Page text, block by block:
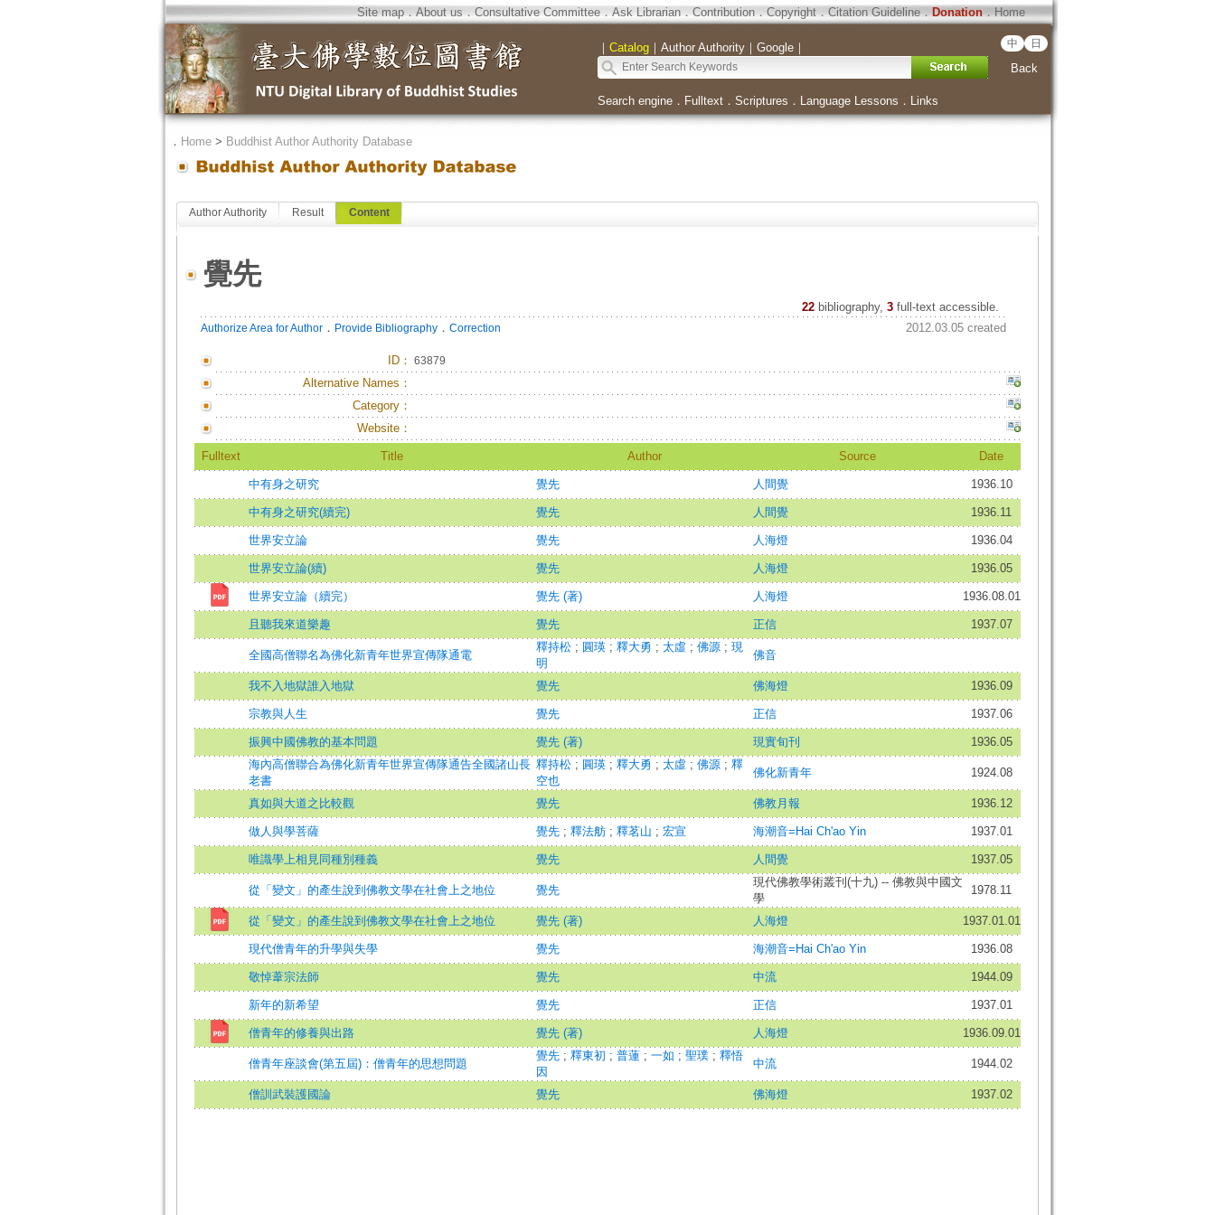
Site map．About us．Consultative Committee．Ask Librarian．Contribution．Copyright．Citation Guideline．Donation．Home
｜ Catalog｜ Author Authority｜ Google｜ 中 日
Back
Search engine． Fulltext． Scriptures ． Language Lessons ． Links
． Home> Buddhist Author Authority Database
Author Authority Result Content
覺先
22 bibliography, 3full-text accessible.
Authorize Area for Author． Provide Bibliography． Correction 2012.03.05 created
ID： 63879
Alternative Names：
Category：
Website：
Fulltext Title Author Source Date
中有身之研究 覺先 人間覺 1936.10
中有身之研究(續完) 覺先 人間覺 1936.11
世界安立論 覺先 人海燈 1936.04
世界安立論(續) 覺先 人海燈 1936.05
世界安立論（續完） 覺先 (著) 人海燈 1936.08.01
且聽我來道樂趣 覺先 正信 1937.07
全國高僧聯名為佛化新青年世界宣傳隊通電
釋持松 ; 圓瑛 ; 釋大勇 ; 太虛 ; 佛源 ; 現
明
佛音
我不入地獄誰入地獄 覺先 佛海燈 1936.09
宗教與人生 覺先 正信 1937.06
振興中國佛教的基本問題 覺先 (著) 現實旬刊
1936.05
海內高僧聯合為佛化新青年世界宣傳隊通告全國諸山長
老書
釋持松 ; 圓瑛 ; 釋大勇 ; 太虛 ; 佛源 ; 釋
空也
佛化新青年 1924.08
真如與大道之比較觀 覺先 佛教月報 1936.12
做人與學菩薩 覺先 ; 釋法舫 ; 釋茗山 ; 宏宣 海潮音=Hai Ch'ao Yin 1937.01
唯識學上相見同種別種義 覺先 人間覺 1937.05
從「變文」的產生說到佛教文學在社會上之地位 覺先
現代佛教學術叢刊(十九) -- 佛教與中國文
學
1978.11
從「變文」的產生說到佛教文學在社會上之地位 覺先 (著) 人海燈 1937.01.01
現代僧青年的升學與失學 覺先 海潮音=Hai Ch'ao Yin 1936.08
敬悼葦宗法師 覺先 中流 1944.09
新年的新希望 覺先 正信 1937.01
僧青年的修養與出路 覺先 (著) 人海燈 1936.09.01
僧青年座談會(第五屆)：僧青年的思想問題
覺先 ; 釋東初 ; 普蓮 ; 一如 ; 聖璞 ; 釋悟
因
中流 1944.02
僧訓武裝護國論 覺先 佛海燈 1937.02